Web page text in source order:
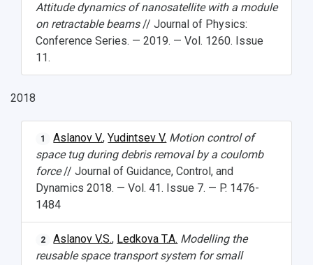
Attitude dynamics of nanosatellite with a module
on retractable beams// Journal of Physics:
Conference Series. — 2019. — Vol. 1260. Issue
11.
2018
1 Aslanov V.,Yudintsev V. Motion control of
space tug during debris removal by a coulomb
force// Journal of Guidance, Control, and
Dynamics 2018. — Vol. 41. Issue 7. — P. 1476-
1484
2 Aslanov V.S., Ledkova T.A. Modelling the
reusable space transport system for small